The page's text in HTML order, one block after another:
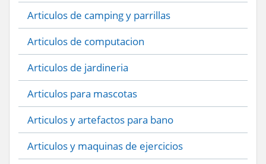
Articulos de camping y parrillas
Articulos de computacion
Articulos de jardineria
Articulos para mascotas
Articulos y artefactos para bano
Articulos y maquinas de ejercicios